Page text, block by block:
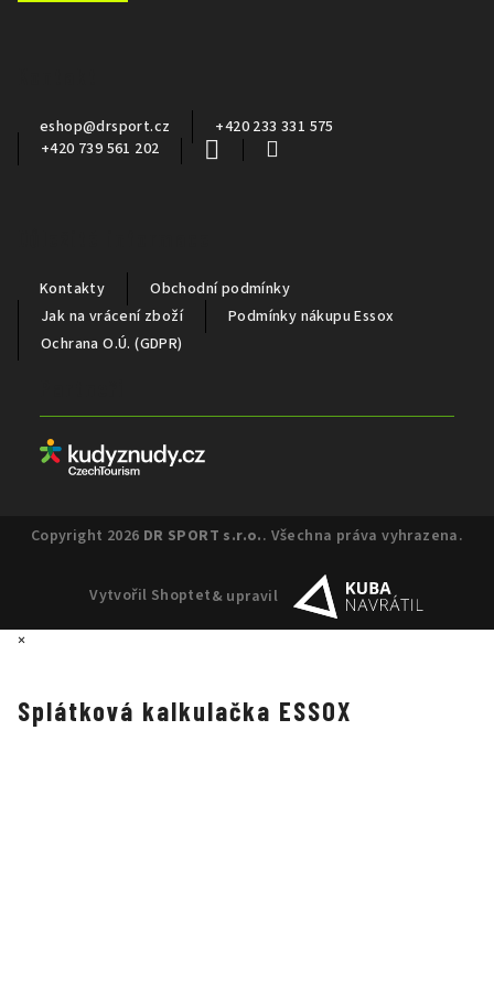
eshop@drsport.cz
+420 233 331 575
+420 739 561 202
Kontakty
Obchodní podmínky
Jak na vrácení zboží
Podmínky nákupu Essox
Ochrana O.Ú. (GDPR)
Copyright 2026 DR SPORT s.r.o.. Všechna práva vyhrazena.
Vytvořil Shoptet& upravil
×
Splátková kalkulačka ESSOX